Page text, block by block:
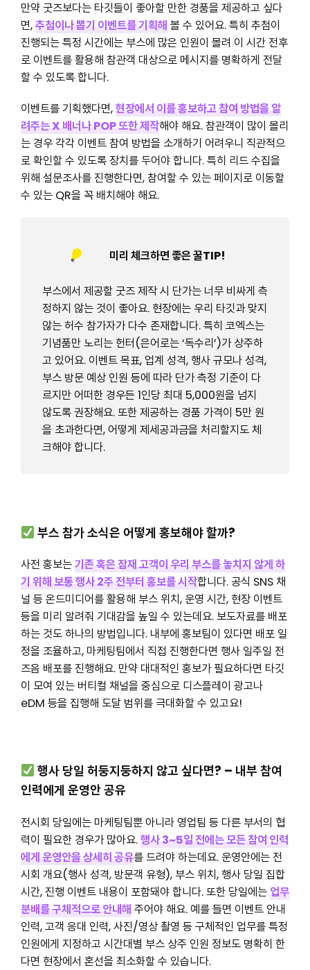
만약 굿즈보다는 타깃들이 좋아할 만한 경품을 제공하고 싶다
면,추첨이나 뽑기 이벤트를 기획해볼 수 있어요. 특히 추첨이
진행되는 특정 시간에는 부스에 많은 인원이 몰려 이 시간 전후
로 이벤트를 활용해 참관객 대상으로 메시지를 명확하게 전달
할 수 있도록 합니다.
이벤트를 기획했다면,현장에서 이를 홍보하고 참여 방법을 알
려주는 X 배너나 POP 또한 제작해야 해요. 참관객이 많이 몰리
는 경우 각각 이벤트 참여 방법을 소개하기 어려우니 직관적으
로 확인할 수 있도록 장치를 두어야 합니다. 특히 리드 수집을
위해 설문조사를 진행한다면, 참여할 수 있는 페이지로 이동할
수 있는 QR을 꼭 배치해야 해요.
미리 체크하면 좋은 꿀TIP!
부스에서 제공할 굿즈 제작 시 단가는 너무 비싸게 측
정하지 않는 것이 좋아요. 현장에는 우리 타깃과 맞지
않는 허수 참가자가 다수 존재합니다. 특히 코엑스는
기념품만 노리는 헌터(은어로는 ‘독수리’)가 상주하
고 있어요. 이벤트 목표, 업계 성격, 행사 규모나 성격,
부스 방문 예상 인원 등에 따라 단가 측정 기준이 다
르지만 어떠한 경우든 1인당 최대 5,000원을 넘지
않도록 권장해요. 또한 제공하는 경품 가격이 5만 원
을 초과한다면, 어떻게 제세공과금을 처리할지도 체
크해야 합니다.
부스 참가 소식은 어떻게 홍보해야 할까?
사전 홍보는기존 혹은 잠재 고객이 우리 부스를 놓치지 않게 하
기 위해 보통 행사 2주 전부터 홍보를 시작합니다. 공식 SNS 채
널 등 온드미디어를 활용해 부스 위치, 운영 시간, 현장 이벤트
등을 미리 알려줘 기대감을 높일 수 있는데요. 보도자료를 배포
하는 것도 하나의 방법입니다. 내부에 홍보팀이 있다면 배포 일
정을 조율하고, 마케팅팀에서 직접 진행한다면 행사 일주일 전
즈음 배포를 진행해요. 만약 대대적인 홍보가 필요하다면 타깃
이 모여 있는 버티컬 채널을 중심으로 디스플레이 광고나
eDM 등을 집행해 도달 범위를 극대화할 수 있고요!
행사 당일 허둥지둥하지 않고 싶다면? – 내부 참여
인력에게 운영안 공유
전시회 당일에는 마케팅팀뿐 아니라 영업팀 등 다른 부서의 협
력이 필요한 경우가 많아요.행사 3~5일 전에는 모든 참여 인력
에게 운영안을 상세히 공유를 드려야 하는데요. 운영안에는 전
시회 개요(행사 성격, 방문객 유형), 부스 위치, 행사 당일 집합
시간, 진행 이벤트 내용이 포함돼야 합니다. 또한 당일에는업무
분배를구체적으로 안내해주어야 해요. 예를 들면 이벤트 안내
인력, 고객 응대 인력, 사진/영상 촬영 등 구체적인 업무를 특정
인원에게 지정하고 시간대별 부스 상주 인원 정보도 명확히 한
다면 현장에서 혼선을 최소화할 수 있습니다.